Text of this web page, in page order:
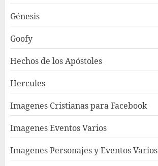
Génesis
Goofy
Hechos de los Apóstoles
Hercules
Imagenes Cristianas para Facebook
Imagenes Eventos Varios
Imagenes Personajes y Eventos Varios